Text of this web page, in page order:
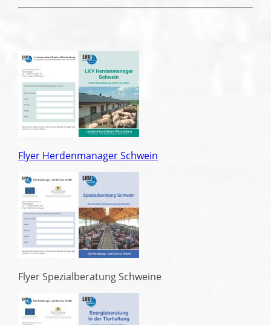
Flyer Herdenmanager Schwein
Flyer Spezialberatung Schweine